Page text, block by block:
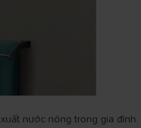
nước nóng trong gia